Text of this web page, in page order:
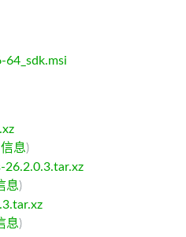
64_sdk.msi
信息)
26.2.0.3.tar.xz
息)
息)